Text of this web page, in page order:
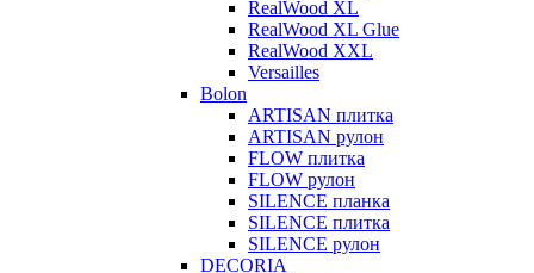
RealWood XL
RealWood XL Glue
RealWood XXL
Versailles
Bolon
ARTISAN плитка
ARTISAN рулон
FLOW плитка
FLOW рулон
SILENCE планка
SILENCE плитка
SILENCE рулон
DECORIA